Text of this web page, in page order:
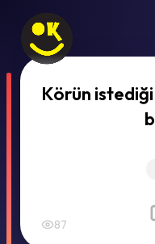
Körün
87